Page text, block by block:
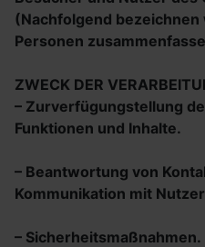
(Nachfolgend
Personen
ZWECK DER
– Zurverfügungstellung
Funktionen und Inhalte.
– Beantwortung von
Kommunikation mit
– Sicherheitsmaßnahmen.